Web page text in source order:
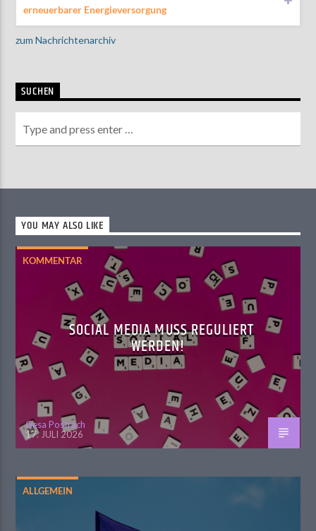
erneuerbarer Energieversorgung
zum Nachrichtenarchiv
SUCHEN
YOU MAY ALSO LIKE
KOMMENTAR
SOCIAL MEDIA MUSS REGULIERT
WERDEN!
Gesa Postrach
17. JULI 2026
ALLGEMEIN